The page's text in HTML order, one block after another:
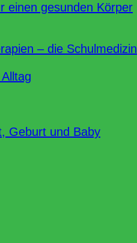
einen gesunden Körper
– die Schulmedizin
Geburt und Baby